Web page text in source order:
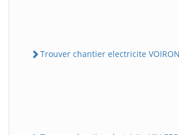
Trouver chantier electricite VOIRON